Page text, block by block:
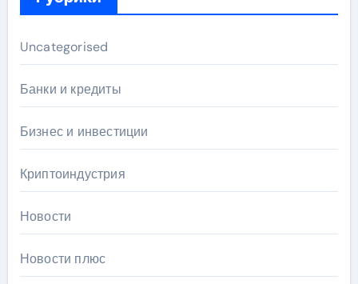
Uncategorised
Банки и кредиты
Бизнес и инвестиции
Криптоиндустрия
Новости
Новости плюс